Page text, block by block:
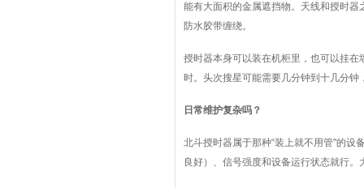
能有大面积的金属遮挡物。天线和授时
防水胶带缠绕。
授时器本身可以装在机柜里，也可以挂
时。头次搜星可能需要几分钟到十几分
日常维护复杂吗？
北斗授时器属于那种“装上就不用管"的设
良好）、信号强度和设备运行状态就行